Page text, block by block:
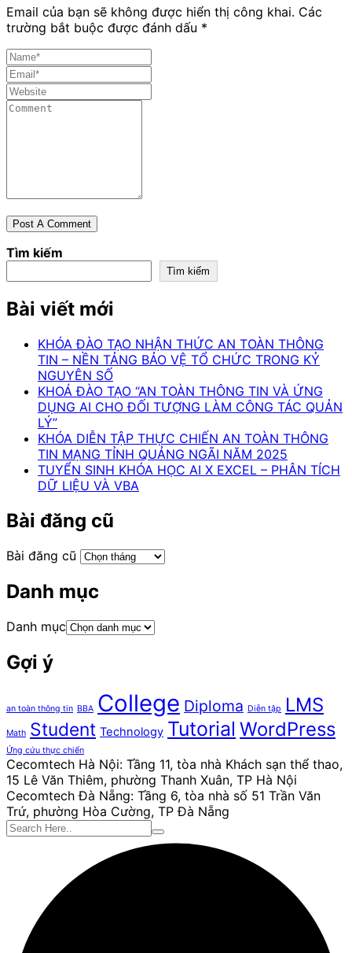
Email của bạn sẽ không được hiển thị công khai. Các
trường bắt buộc được đánh dấu *
Tìm kiếm
Tìm kiếm
Bài viết mới
KHÓA ĐÀO TẠO NHẬN THỨC AN TOÀN THÔNG
TIN – NỀN TẢNG BẢO VỆ TỔ CHỨC TRONG KỶ
NGUYÊN SỐ
KHOÁ ĐÀO TẠO “AN TOÀN THÔNG TIN VÀ ỨNG
DỤNG AI CHO ĐỐI TƯỢNG LÀM CÔNG TÁC QUẢN
LÝ”
KHÓA DIỄN TẬP THỰC CHIẾN AN TOÀN THÔNG
TIN MẠNG TỈNH QUẢNG NGÃI NĂM 2025
TUYỂN SINH KHÓA HỌC AI X EXCEL – PHÂN TÍCH
DỮ LIỆU VÀ VBA
Bài đăng cũ
Bài đăng cũ
Danh mục
Danh mục
Gợi ý
an toàn thông tin BBA College Diploma Diễn tập LMS
Math Student Technology Tutorial WordPress
Ứng cứu thực chiến
Cecomtech Hà Nội: Tầng 11, tòa nhà Khách sạn thể thao,
15 Lê Văn Thiêm, phường Thanh Xuân, TP Hà Nội
Cecomtech Đà Nẵng: Tầng 6, tòa nhà số 51 Trần Văn
Trứ, phường Hòa Cường, TP Đà Nẵng